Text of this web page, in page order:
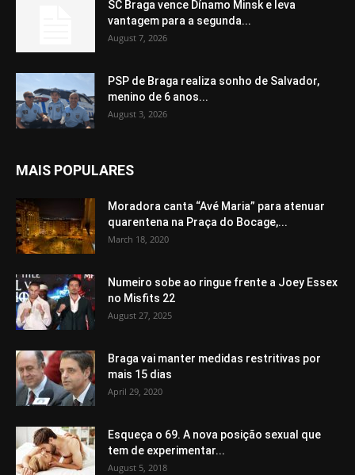
SC Braga vence Dínamo Minsk e leva
vantagem para a segunda...
August 7, 2026
PSP de Braga realiza sonho de Salvador,
menino de 6 anos...
August 3, 2026
MAIS POPULARES
Moradora canta “Avé Maria” para atenuar
quarentena na Praça do Bocage,...
March 18, 2020
Numeiro sobe ao ringue frente a Joey Essex
no Misfits 22
August 27, 2025
Braga vai manter medidas restritivas por
mais 15 dias
April 29, 2020
Esqueça o 69. A nova posição sexual que
tem de experimentar...
August 5, 2018